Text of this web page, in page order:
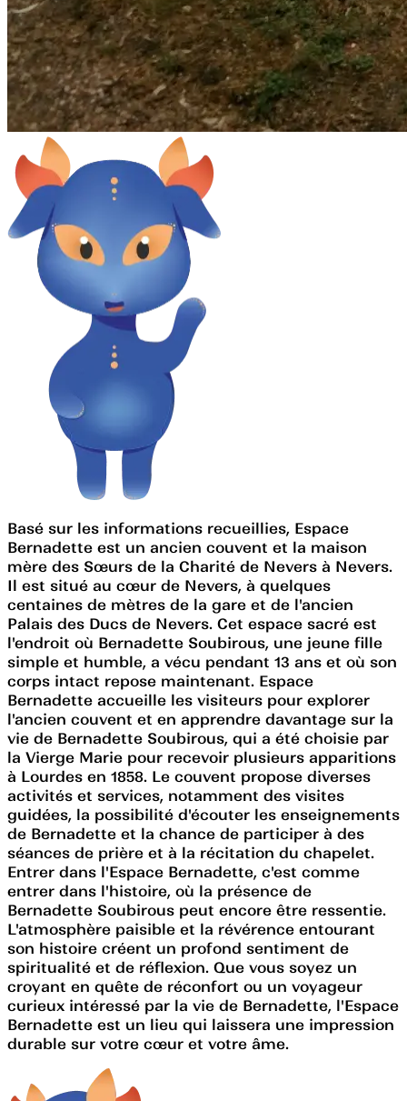
Basé sur les informations recueillies, Espace
Bernadette est un ancien couvent et la maison
mère des Sœurs de la Charité de Nevers à Nevers.
Il est situé au cœur de Nevers, à quelques
centaines de mètres de la gare et de l'ancien
Palais des Ducs de Nevers. Cet espace sacré est
l'endroit où Bernadette Soubirous, une jeune fille
simple et humble, a vécu pendant 13 ans et où son
corps intact repose maintenant. Espace
Bernadette accueille les visiteurs pour explorer
l'ancien couvent et en apprendre davantage sur la
vie de Bernadette Soubirous, qui a été choisie par
la Vierge Marie pour recevoir plusieurs apparitions
à Lourdes en 1858. Le couvent propose diverses
activités et services, notamment des visites
guidées, la possibilité d'écouter les enseignements
de Bernadette et la chance de participer à des
séances de prière et à la récitation du chapelet.
Entrer dans l'Espace Bernadette, c'est comme
entrer dans l'histoire, où la présence de
Bernadette Soubirous peut encore être ressentie.
L'atmosphère paisible et la révérence entourant
son histoire créent un profond sentiment de
spiritualité et de réflexion. Que vous soyez un
croyant en quête de réconfort ou un voyageur
curieux intéressé par la vie de Bernadette, l'Espace
Bernadette est un lieu qui laissera une impression
durable sur votre cœur et votre âme.